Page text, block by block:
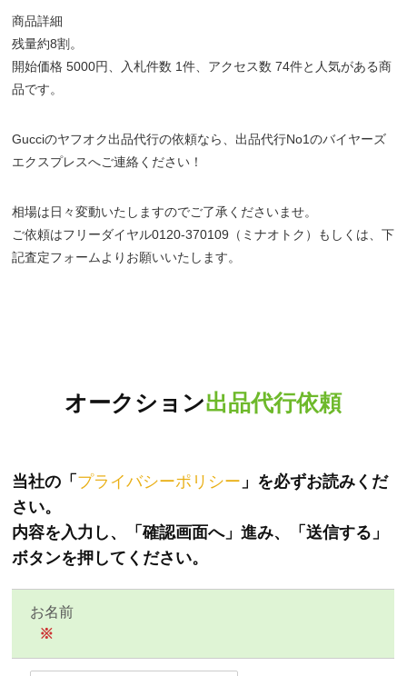
商品詳細
残量約8割。
開始価格 5000円、入札件数 1件、アクセス数 74件と人気がある商
品です。
Gucciのヤフオク出品代行の依頼なら、出品代行No1のバイヤーズ
エクスプレスへご連絡ください！
相場は日々変動いたしますのでご了承くださいませ。
ご依頼はフリーダイヤル0120-370109（ミナオトク）もしくは、下
記査定フォームよりお願いいたします。
オークション出品代行依頼
当社の「 プライバシーポリシー 」を必ずお読みくだ
さい。
内容を入力し、「確認画面へ」進み、「送信する」
ボタンを押してください。
お名前
※